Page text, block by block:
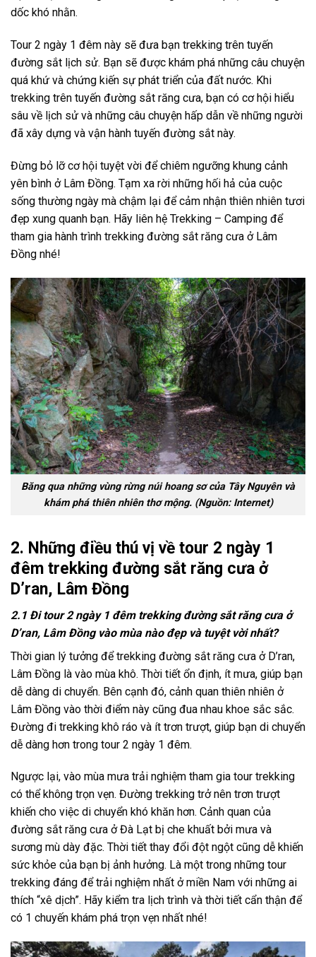
dốc khó nhằn.
Tour 2 ngày 1 đêm này sẽ đưa bạn trekking trên tuyến
đường sắt lịch sử. Bạn sẽ được khám phá những câu chuyện
quá khứ và chứng kiến sự phát triển của đất nước. Khi
trekking trên tuyến đường sắt răng cưa, bạn có cơ hội hiểu
sâu về lịch sử và những câu chuyện hấp dẫn về những người
đã xây dựng và vận hành tuyến đường sắt này.
Đừng bỏ lỡ cơ hội tuyệt vời để chiêm ngưỡng khung cảnh
yên bình ở Lâm Đồng. Tạm xa rời những hối hả của cuộc
sống thường ngày mà chậm lại để cảm nhận thiên nhiên tươi
đẹp xung quanh bạn. Hãy liên hệ Trekking – Camping để
tham gia hành trình trekking đường sắt răng cưa ở Lâm
Đồng nhé!
Băng qua những vùng rừng núi hoang sơ của Tây Nguyên và
khám phá thiên nhiên thơ mộng. (Nguồn: Internet)
2. Những điều thú vị về tour 2 ngày 1
đêm trekking đường sắt răng cưa ở
D’ran, Lâm Đồng
2.1 Đi tour 2 ngày 1 đêm trekking đường sắt răng cưa ở
D’ran, Lâm Đồng vào mùa nào đẹp và tuyệt vời nhất?
Thời gian lý tưởng đểtrekking đường sắt răng cưa ở D’ran,
Lâm Đồng là vào mùa khô. Thời tiết ổn định, ít mưa, giúp bạn
dễ dàng di chuyển. Bên cạnh đó, cảnh quan thiên nhiên ở
Lâm Đồng vào thời điểm này cũng đua nhau khoe sắc sắc.
Đường đi trekking khô ráo và ít trơn trượt, giúp bạn di chuyển
dễ dàng hơn trong tour 2 ngày 1 đêm.
Ngược lại, vào mùa mưa trải nghiệm tham gia tour trekking
có thể không trọn vẹn. Đường trekking trở nên trơn trượt
khiến cho việc di chuyển khó khăn hơn. Cảnh quan của
đường sắt răng cưa ở Đà Lạt bị che khuất bởi mưa và
sương mù dày đặc. Thời tiết thay đổi đột ngột cũng dễ khiến
sức khỏe của bạn bị ảnh hưởng. Là một trong những tour
trekking đáng để trải nghiệm nhất ở miền Nam với những ai
thích “xê dịch”. Hãy kiểm tra lịch trình và thời tiết cẩn thận để
có 1 chuyến khám phá trọn vẹn nhất nhé!